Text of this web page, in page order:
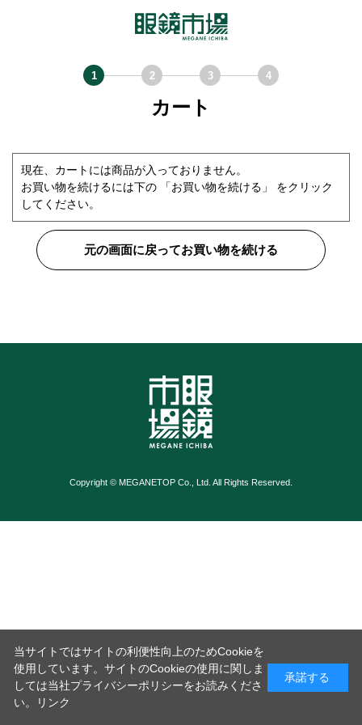
カート
現在、カートには商品が入っておりません。
お買い物を続けるには下の 「お買い物を続ける」 をクリック
してください。
元の画面に戻ってお買い物を続ける
Copyright © MEGANETOP Co., Ltd. All Rights Reserved.
当サイトではサイトの利便性向上のためCookieを
使用しています。サイトのCookieの使用に関しま
しては当社プライバシーポリシーをお読みくださ
い。
リンク
承諾する